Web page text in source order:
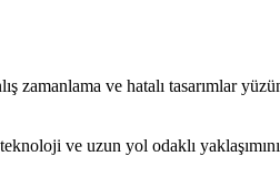
ve hatalı tasarımlar
ve uzun yol odaklı yaklaşımını